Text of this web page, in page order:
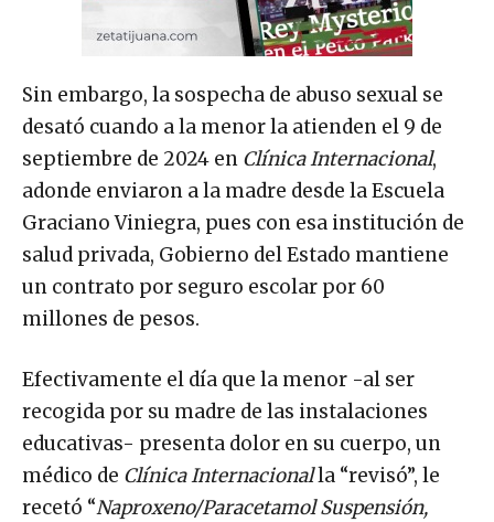
Sin embargo, la sospecha de abuso sexual se
desató cuando a la menor la atienden el 9 de
septiembre de 2024 en Clínica Internacional,
adonde enviaron a la madre desde la Escuela
Graciano Viniegra, pues con esa institución de
salud privada, Gobierno del Estado mantiene
un contrato por seguro escolar por 60
millones de pesos.
Efectivamente el día que la menor -al ser
recogida por su madre de las instalaciones
educativas- presenta dolor en su cuerpo, un
médico de Clínica Internacionalla “revisó”, le
recetó “Naproxeno/Paracetamol Suspensión,